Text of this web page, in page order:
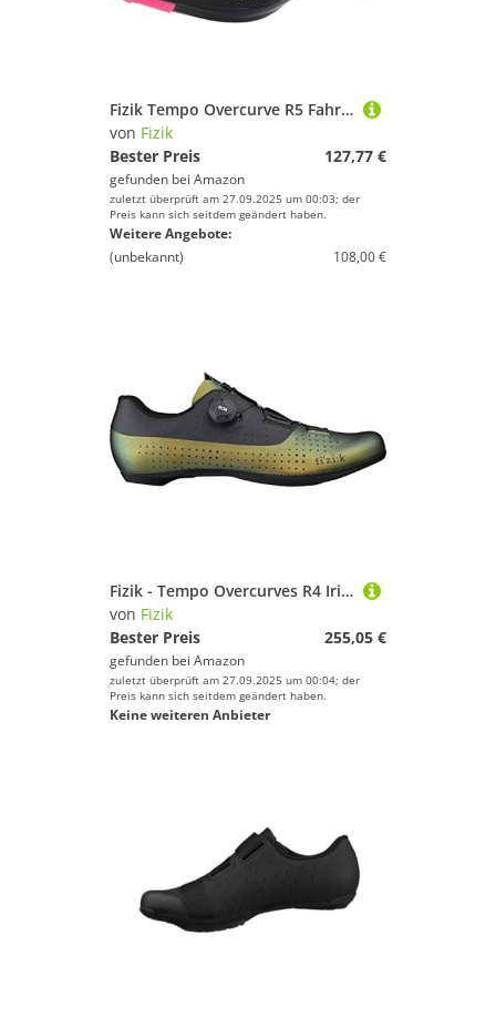
Fizik Tempo Overcurve R5 Fahrradschuh, Nero Rosa Fluo, 42 EU
von Fizik
Bester Preis
127,77 €
gefunden bei Amazon
zuletzt überprüft am 27.09.2025 um 00:03; der
Preis kann sich seitdem geändert haben.
Weitere Angebote:
(unbekannt)
108,00 €
Fizik - Tempo Overcurves R4 Iridescent, Fahrradschuhe Unisex - Erwachsene
von Fizik
Bester Preis
255,05 €
gefunden bei Amazon
zuletzt überprüft am 27.09.2025 um 00:04; der
Preis kann sich seitdem geändert haben.
Keine weiteren Anbieter